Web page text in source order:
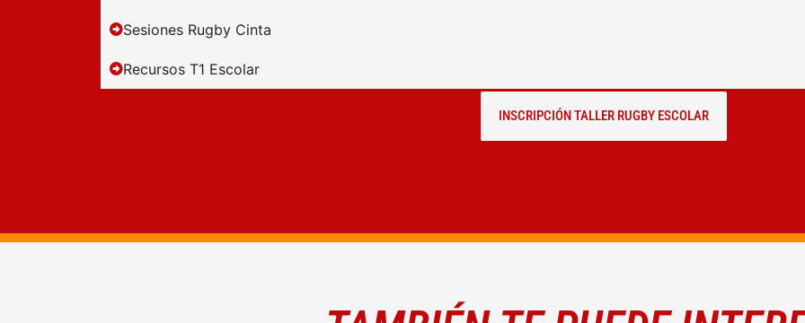
Sesiones Rugby Cinta
Recursos T1 Escolar
INSCRIPCIÓN TALLER RUGBY ESCOLAR